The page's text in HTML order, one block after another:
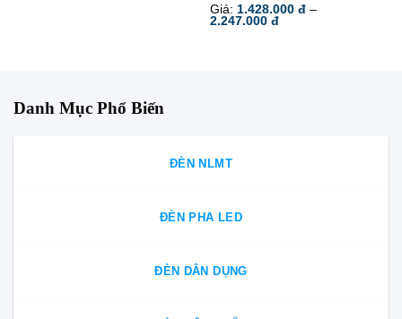
924.000 đ
Giá: 1.428.000 đ –
2.247.000 đKhoảng
Danh Mục Phổ Biến
ĐÈN NLMT
ĐÈN PHA LED
ĐÈN DÂN DỤNG